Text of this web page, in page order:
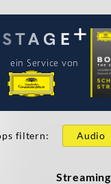
ein Service von
filtern: Audio
Streaming